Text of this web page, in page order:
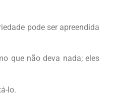
pode ser apreendida
que não deva nada; eles
lo.